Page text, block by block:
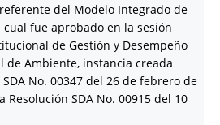
del Modelo Integrado de
cual fue aprobado en la sesión
de Gestión y Desempeño
de Ambiente, instancia creada
No. 00347 del 26 de febrero de
Resolución SDA No. 00915 del 10